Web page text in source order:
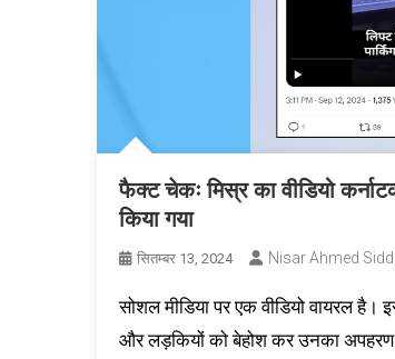
फैक्ट चेकः मिस्र का वीडियो
किया गया
सितम्बर 13, 2024 Nisar Ahmed
सोशल मीडिया पर एक वीडियो वायरल
और लड़कियों को बेहोश कर उनका अपहरण